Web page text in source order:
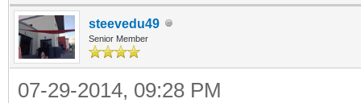
steevedu49
Senior Member
07-29-2014, 09:28 PM